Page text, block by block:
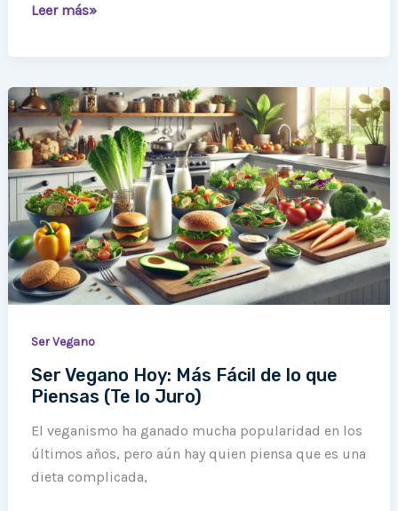
Leer más»
Ser Vegano
Ser Vegano Hoy: Más Fácil de lo que
Piensas (Te lo Juro)
El veganismo ha ganado mucha popularidad en los
últimos años, pero aún hay quien piensa que es una
dieta complicada,
Ser
Vegano
Hoy:
Más
Fácil
de
lo
que
Piensas
(Te
Juro)